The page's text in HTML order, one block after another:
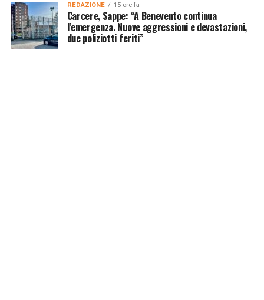
REDAZIONE 15 ore fa
Carcere, Sappe: “A Benevento continua
l’emergenza. Nuove aggressioni e devastazioni,
due poliziotti feriti”